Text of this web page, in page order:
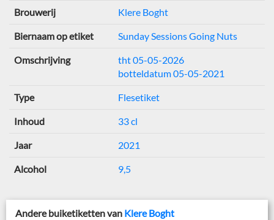
Brouwerij Klere Boght
Biernaam op etiket Sunday Sessions Going Nuts
Omschrijving
tht 05-05-2026
botteldatum 05-05-2021
Type Flesetiket
Inhoud 33 cl
Jaar 2021
Alcohol 9,5
Andere buiketiketten van Klere Boght